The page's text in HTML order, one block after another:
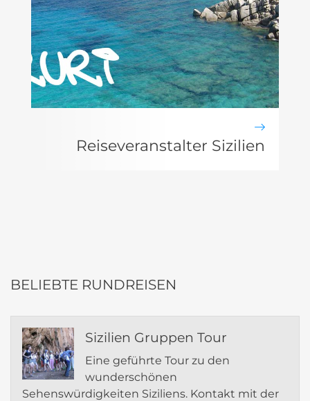
Reiseveranstalter Sizilien
BELIEBTE RUNDREISEN
Sizilien Gruppen Tour
Eine geführte Tour zu den
wunderschönen
Sehenswürdigkeiten Siziliens. Kontakt mit der